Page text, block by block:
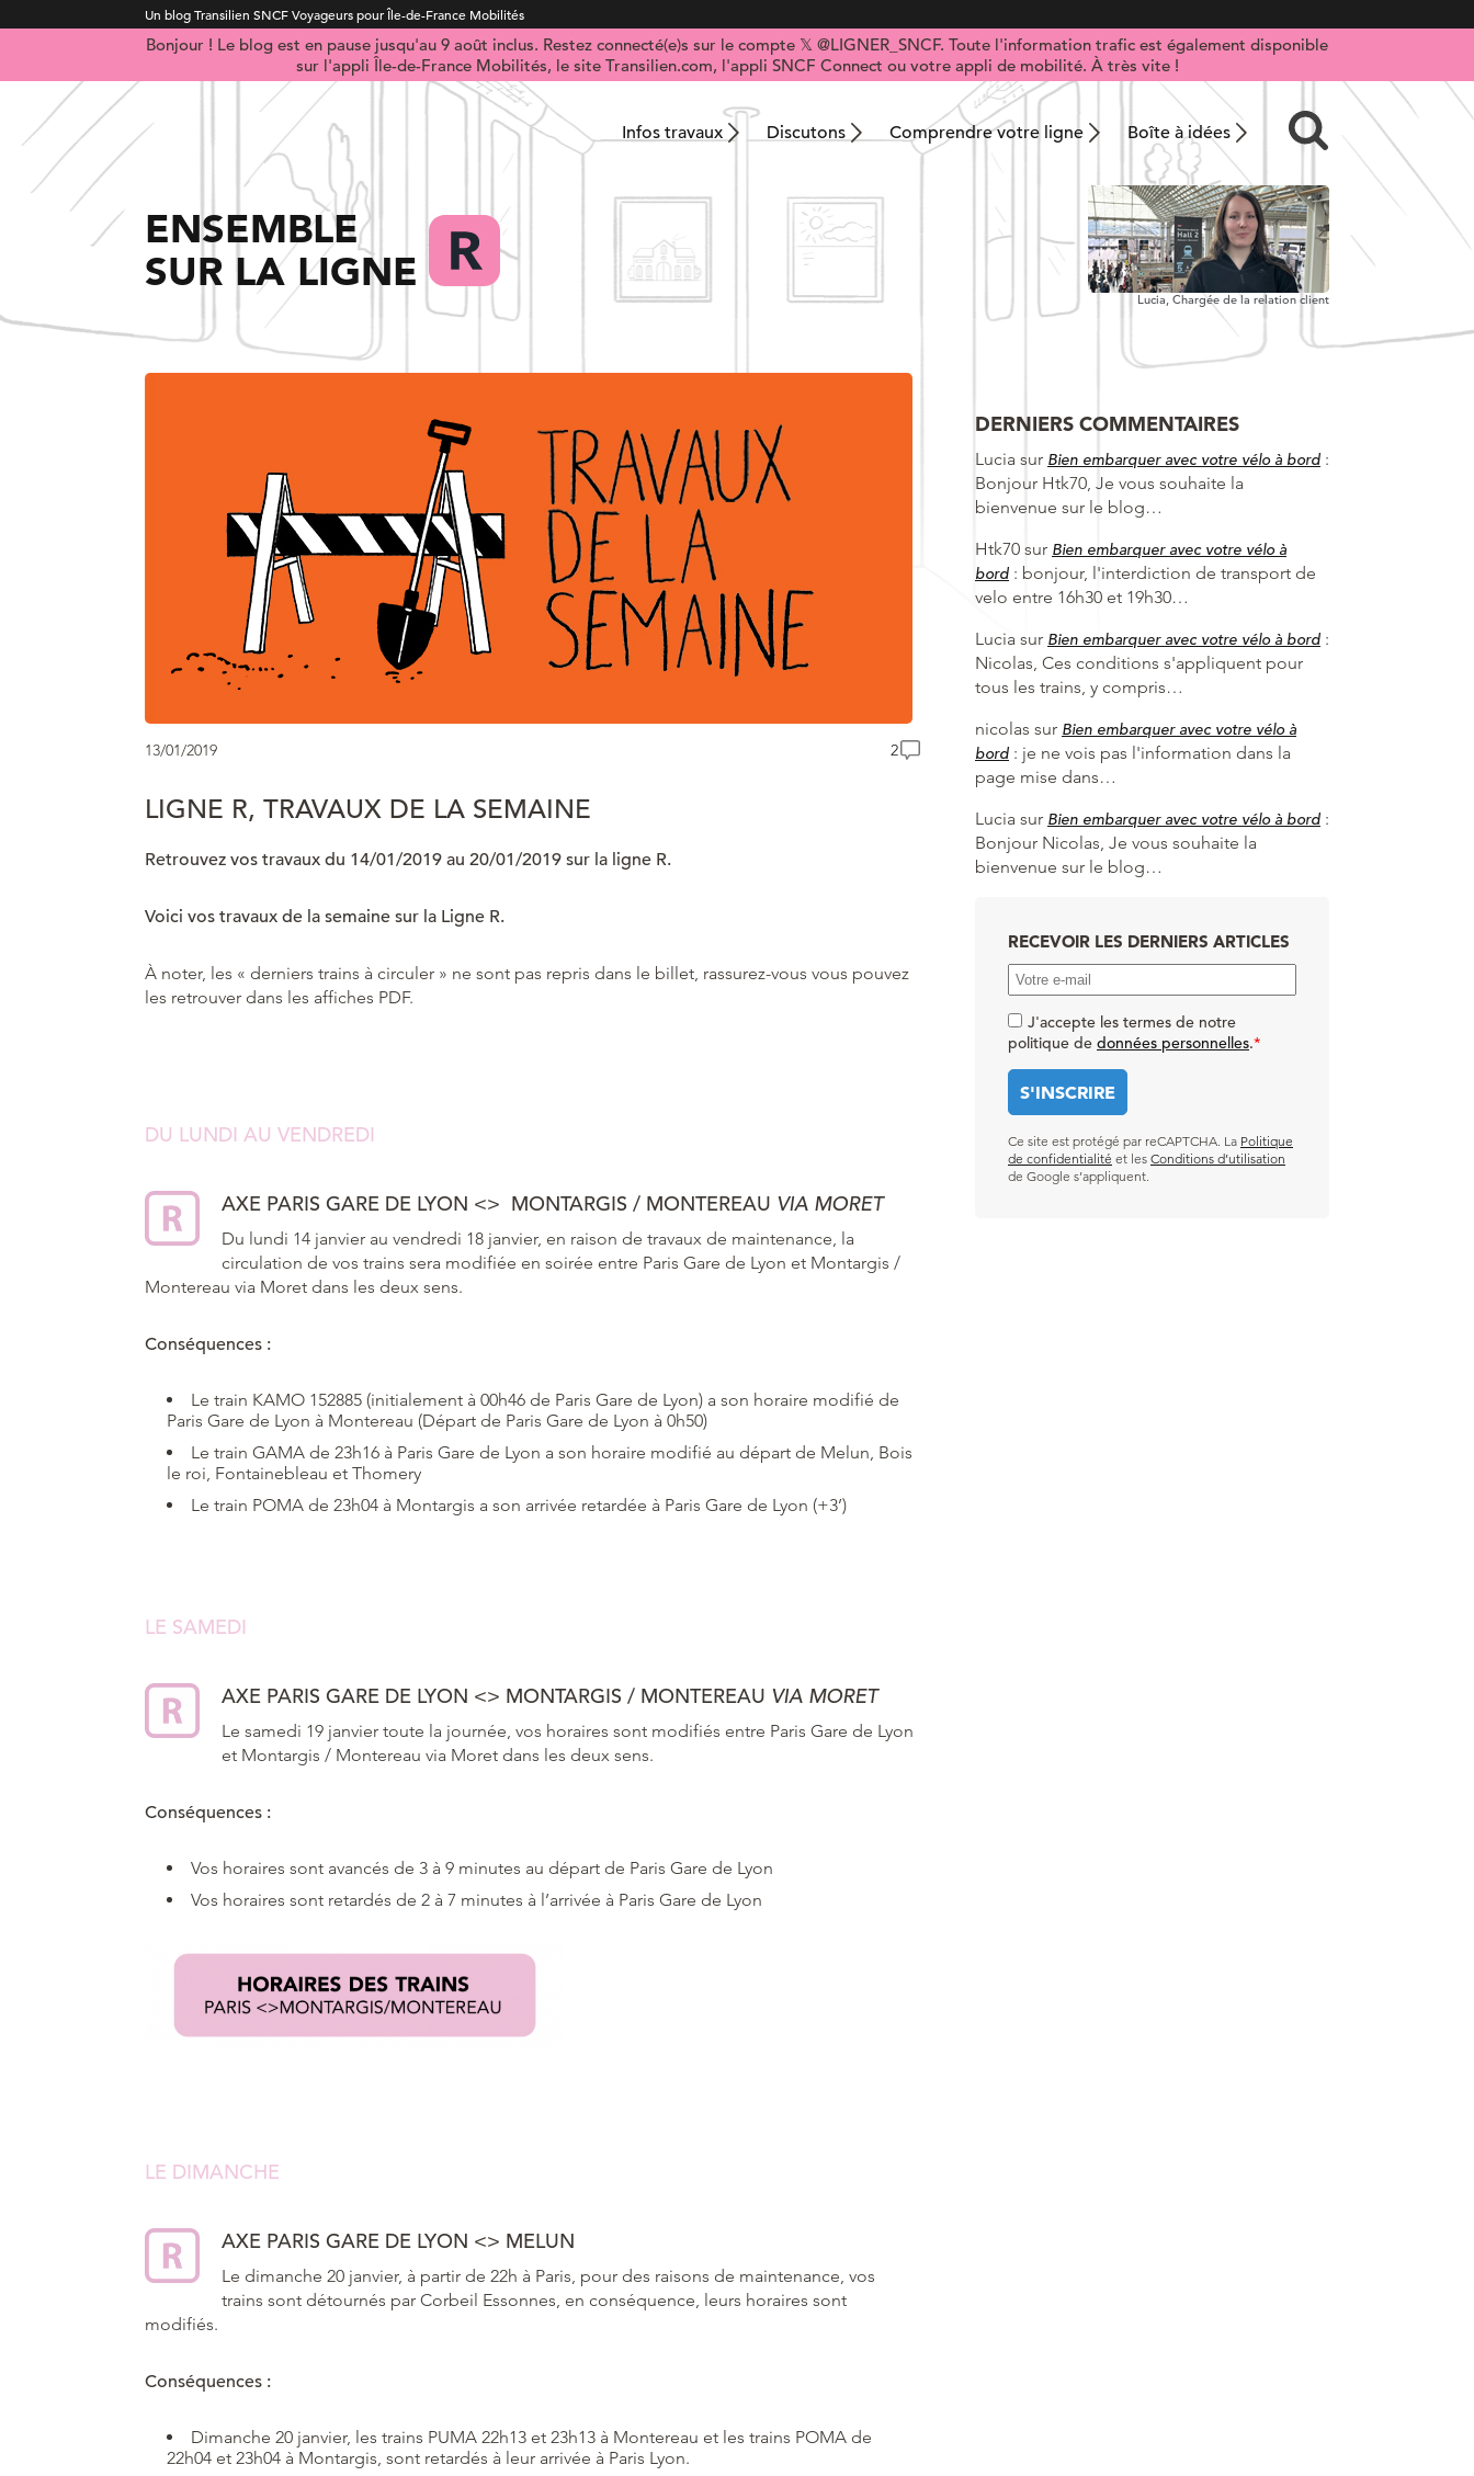
Un blog Transilien SNCF Voyageurs pour Île-de-France Mobilités
Bonjour ! Le blog est en pause jusqu'au 9 août inclus. Restez connecté(e)s sur le compte 𝕏 @LIGNER_SNCF. Toute l'information trafic est également disponible
sur l'appli Île-de-France Mobilités, le site Transilien.com, l'appli SNCF Connect ou votre appli de mobilité. À très vite !
Infos travaux Discutons Comprendre votre ligne Boîte à idées
ENSEMBLE
SUR LA LIGNE
Lucia, Chargée de la relation client
13/01/2019 2
LIGNE R, TRAVAUX DE LA SEMAINE
Retrouvez vos travaux du 14/01/2019 au 20/01/2019 sur la ligne R.
Voici vos travaux de la semaine sur la Ligne R.
À noter, les « derniers trains à circuler » ne sont pas repris dans le billet, rassurez-vous vous pouvez
les retrouver dans les affiches PDF.
DU LUNDI AU VENDREDI
AXE PARIS GARE DE LYON <> MONTARGIS / MONTEREAU VIA MORET
Du lundi 14 janvier au vendredi 18 janvier, en raison de travaux de maintenance, la
circulation de vos trains sera modifiée en soirée entre Paris Gare de Lyon et Montargis /
Montereau via Moret dans les deux sens.
Conséquences :
Le train KAMO 152885 (initialement à 00h46 de Paris Gare de Lyon) a son horaire modifié de
Paris Gare de Lyon à Montereau (Départ de Paris Gare de Lyon à 0h50)
Le train GAMA de 23h16 à Paris Gare de Lyon a son horaire modifié au départ de Melun, Bois
le roi, Fontainebleau et Thomery
Le train POMA de 23h04 à Montargis a son arrivée retardée à Paris Gare de Lyon (+3’)
LE SAMEDI
AXE PARIS GARE DE LYON <> MONTARGIS / MONTEREAU VIA MORET
Le samedi 19 janvier toute la journée, vos horaires sont modifiés entre Paris Gare de Lyon
et Montargis / Montereau via Moret dans les deux sens.
Conséquences :
Vos horaires sont avancés de 3 à 9 minutes au départ de Paris Gare de Lyon
Vos horaires sont retardés de 2 à 7 minutes à l’arrivée à Paris Gare de Lyon
LE DIMANCHE
AXE PARIS GARE DE LYON <> MELUN
Le dimanche 20 janvier, à partir de 22h à Paris, pour des raisons de maintenance, vos
trains sont détournés par Corbeil Essonnes, en conséquence, leurs horaires sont
modifiés.
Conséquences :
Dimanche 20 janvier, les trains PUMA 22h13 et 23h13 à Montereau et les trains POMA de
22h04 et 23h04 à Montargis, sont retardés à leur arrivée à Paris Lyon.
DERNIERS COMMENTAIRES
Lucia sur Bien embarquer avec votre vélo à bord :
Bonjour Htk70, Je vous souhaite la
bienvenue sur le blog…
Htk70 sur Bien embarquer avec votre vélo à
bord : bonjour, l'interdiction de transport de
velo entre 16h30 et 19h30…
Lucia sur Bien embarquer avec votre vélo à bord :
Nicolas, Ces conditions s'appliquent pour
tous les trains, y compris…
nicolas sur Bien embarquer avec votre vélo à
bord : je ne vois pas l'information dans la
page mise dans…
Lucia sur Bien embarquer avec votre vélo à bord :
Bonjour Nicolas, Je vous souhaite la
bienvenue sur le blog…
RECEVOIR LES DERNIERS ARTICLES
J'accepte les termes de notre
politique de données personnelles.*
Ce site est protégé par reCAPTCHA. La Politique
de confidentialité et les Conditions d’utilisation
de Google s’appliquent.